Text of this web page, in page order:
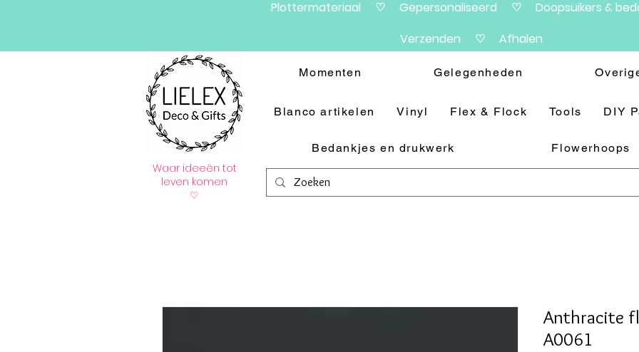
Plottermateriaal ♡ Gepersonaliseerd ♡ Doopsuikers &
Verzenden ♡ Afhalen
Waar ideeën tot
leven komen
♡
Momenten Gelegenheden
Blanco artikelen Vinyl Flex & Flock Tools DIY
Bedankjes en drukwerk Flowerhoops
Anthracite
A0061